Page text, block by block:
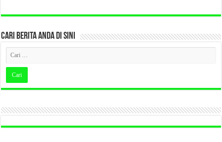
CARI BERITA ANDA DI SINI